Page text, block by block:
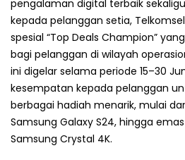
pengalaman digital terbaik
kepada pelanggan setia,
spesial “Top Deals Champion”
bagi pelanggan di wilayah
ini digelar selama periode 15–30
kesempatan kepada pelanggan
berbagai hadiah menarik, mulai dari
Samsung Galaxy S24, hingga
Samsung Crystal 4K.